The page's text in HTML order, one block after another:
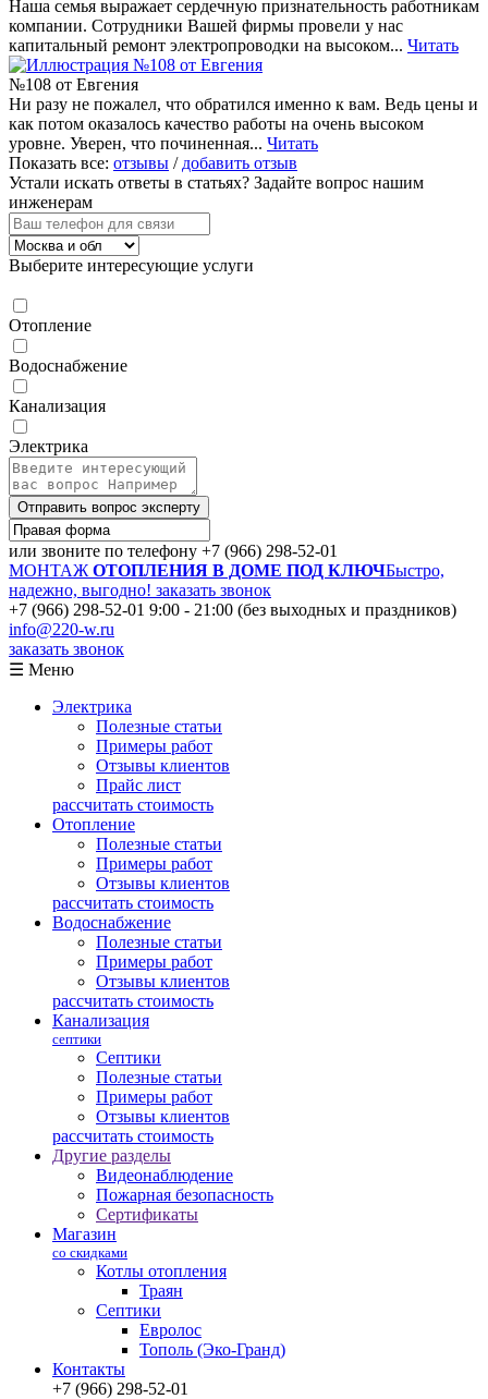
Наша семья выражает сердечную признательность работникам
компании. Сотрудники Вашей фирмы провели у нас
капитальный ремонт электропроводки на высоком... Читать
№108 от Евгения
Ни разу не пожалел, что обратился именно к вам. Ведь цены и
как потом оказалось качество работы на очень высоком
уровне. Уверен, что починенная... Читать
Показать все: отзывы / добавить отзыв
Устали искать ответы в статьях? Задайте вопрос нашим
инженерам
Выберите интересующие услуги
Отопление
Водоснабжение
Канализация
Электрика
Отправить вопрос эксперту
или звоните по телефону +7 (966) 298-52-01
МОНТАЖ ОТОПЛЕНИЯ В ДОМЕ ПОД КЛЮЧБыстро,
надежно, выгодно! заказать звонок
+7 (966) 298-52-01 9:00 - 21:00 (без выходных и праздников)
info@220-w.ru
заказать звонок
☰ Меню
Электрика
Полезные статьи
Примеры работ
Отзывы клиентов
Прайс лист
рассчитать стоимость
Отопление
Полезные статьи
Примеры работ
Отзывы клиентов
рассчитать стоимость
Водоснабжение
Полезные статьи
Примеры работ
Отзывы клиентов
рассчитать стоимость
Канализация
септики
Септики
Полезные статьи
Примеры работ
Отзывы клиентов
рассчитать стоимость
Другие разделы
Видеонаблюдение
Пожарная безопасность
Сертификаты
Магазин
со скидками
Котлы отопления
Траян
Септики
Евролос
Тополь (Эко-Гранд)
Контакты
+7 (966) 298-52-01